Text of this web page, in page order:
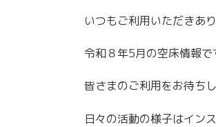
いつもご利用いただきあ
令和８年5月の空床情報で
皆さまのご利用をお待ち
日々の活動の様子はイン